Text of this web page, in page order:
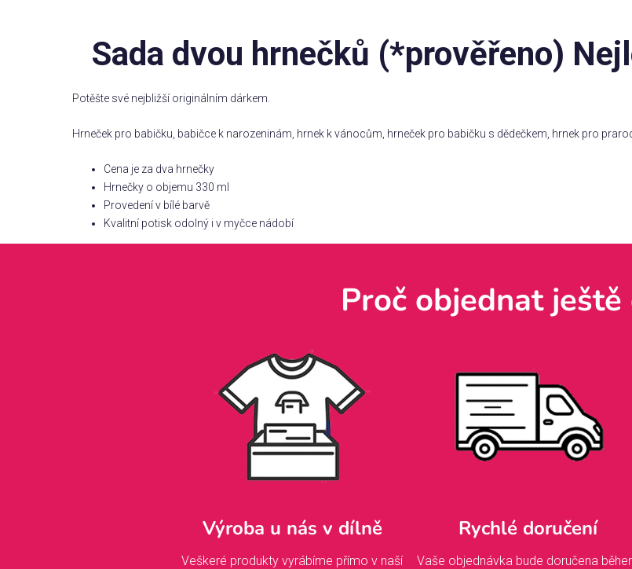
Sada dvou hrnečků (*prověřeno)
Potěšte své nejbližší originálním dárkem.
Hrneček pro babičku, babičce k narozeninám, hrnek k vánocům, hrneček pro babičku s dědečkem, hrnek pro
Cena je za dva hrnečky
Hrnečky o objemu 330 ml
Provedení v bílé barvě
Kvalitní potisk odolný i v myčce nádobí
Proč objednat ještě
Výroba u nás v dílně
Veškeré produkty vyrábíme přímo v naší
Rychlé doručení
Vaše objednávka bude doručena